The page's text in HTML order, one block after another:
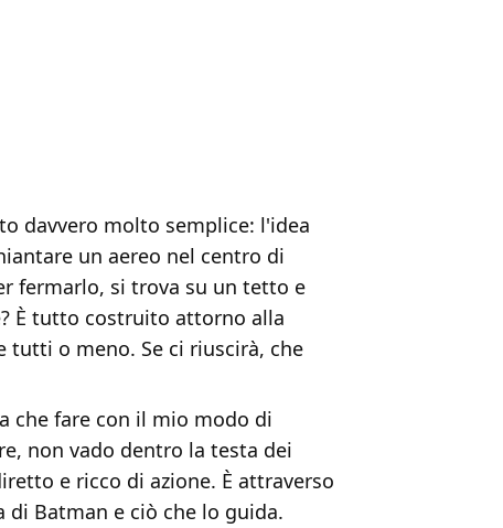
davvero molto semplice: l'idea
un aereo nel centro di
fermarlo, si trova su un tetto e
È tutto costruito attorno alla
tutti o meno. Se ci riuscirà, che
che fare con il mio modo di
non vado dentro la testa dei
e ricco di azione. È attraverso
di Batman e ciò che lo guida.